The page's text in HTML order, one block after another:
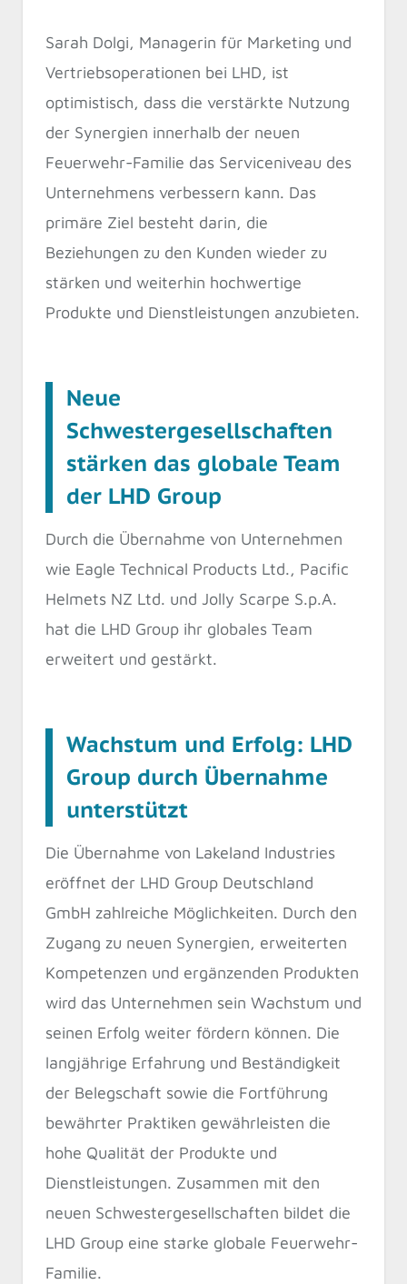
Sarah Dolgi, Managerin für Marketing und
Vertriebsoperationen bei LHD, ist
optimistisch, dass die verstärkte Nutzung
der Synergien innerhalb der neuen
Feuerwehr-Familie das Serviceniveau des
Unternehmens verbessern kann. Das
primäre Ziel besteht darin, die
Beziehungen zu den Kunden wieder zu
stärken und weiterhin hochwertige
Produkte und Dienstleistungen anzubieten.
Neue
Schwestergesellschaften
stärken das globale Team
der LHD Group
Durch die Übernahme von Unternehmen
wie Eagle Technical Products Ltd., Pacific
Helmets NZ Ltd. und Jolly Scarpe S.p.A.
hat die LHD Group ihr globales Team
erweitert und gestärkt.
Wachstum und Erfolg: LHD
Group durch Übernahme
unterstützt
Die Übernahme von Lakeland Industries
eröffnet der LHD Group Deutschland
GmbH zahlreiche Möglichkeiten. Durch den
Zugang zu neuen Synergien, erweiterten
Kompetenzen und ergänzenden Produkten
wird das Unternehmen sein Wachstum und
seinen Erfolg weiter fördern können. Die
langjährige Erfahrung und Beständigkeit
der Belegschaft sowie die Fortführung
bewährter Praktiken gewährleisten die
hohe Qualität der Produkte und
Dienstleistungen. Zusammen mit den
neuen Schwestergesellschaften bildet die
LHD Group eine starke globale Feuerwehr-
Familie.